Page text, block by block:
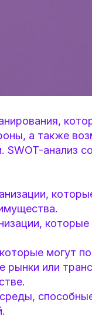
а также
анализ
которые
могут
рынки или